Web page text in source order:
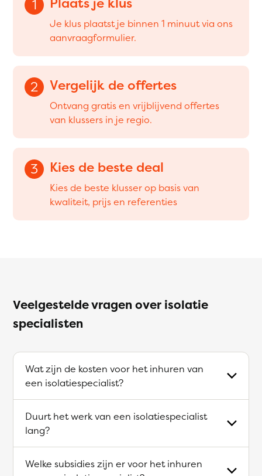
1
Je klus plaatst je binnen 1 minuut via ons
aanvraagformulier.
2 Vergelijk de offertes
Ontvang gratis en vrijblijvend offertes
van klussers in je regio.
3 Kies de beste deal
Kies de beste klusser op basis van
kwaliteit, prijs en referenties
Veelgestelde vragen over isolatie
specialisten
Wat zijn de kosten voor het inhuren van
een isolatiespecialist?
Duurt het werk van een isolatiespecialist
lang?
Welke subsidies zijn er voor het inhuren